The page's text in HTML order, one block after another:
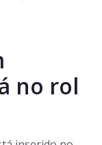
no rol